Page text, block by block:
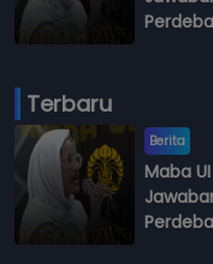
Terbaru
Berita
Maba